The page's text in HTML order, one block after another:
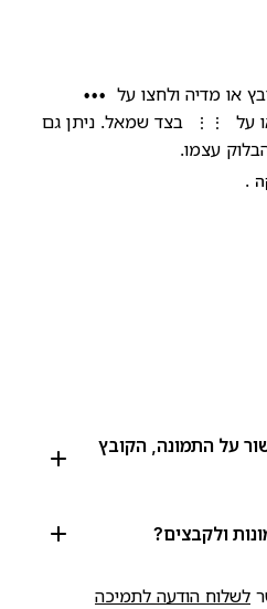
או מדיה ולחצו על
•••
על ⋮⋮
בצד שמאל. ניתן גם
עצמו.
.
על התמונה, הקובץ
ולקבצים?
לשלוח הודעה לתמיכה